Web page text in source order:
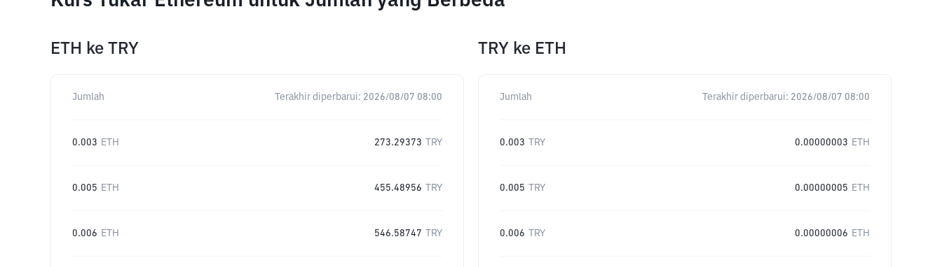
ETH ke TRY
Jumlah Terakhir diperbarui: 2026/08/07 08:00
0.003 ETH 273.29373 TRY
0.005 ETH 455.48956 TRY
0.006 ETH 546.58747 TRY
TRY ke ETH
Jumlah Terakhir diperbarui: 2026/08/07 08:00
0.003 TRY 0.00000003 ETH
0.005 TRY 0.00000005 ETH
0.006 TRY 0.00000006 ETH